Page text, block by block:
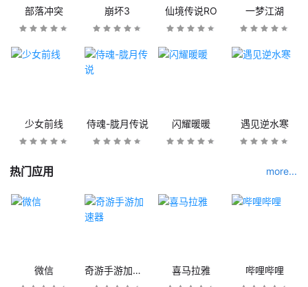
部落冲突 崩坏3 仙境传说RO 一梦江湖
少女前线 侍魂-胧月传说 闪耀暖暖 遇见逆水寒
热门应用 more...
微信 奇游手游加速器 喜马拉雅 哔哩哔哩